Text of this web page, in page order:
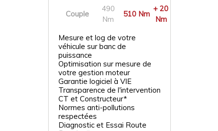
Couple
490
Nm
510 Nm
+ 20
Nm
Mesure et log de votre
véhicule sur banc de
puissance
Optimisation sur mesure de
votre gestion moteur
Garantie logiciel à VIE
Transparence de l'intervention
CT et Constructeur*
Normes anti-pollutions
respectées
Diagnostic et Essai Route